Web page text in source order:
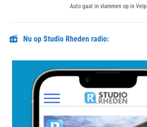
Next
Auto gaat in vlammen op in Velp
Nu op Studio Rheden radio: